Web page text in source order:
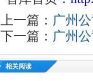
上一篇： 广州
下一篇： 广州
相关阅读